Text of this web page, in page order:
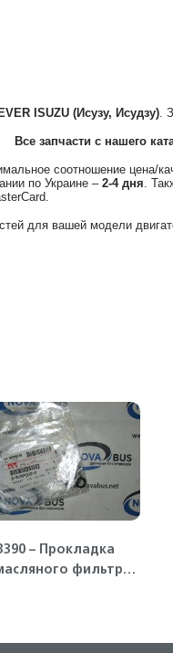
ISUZU (Исузу, Исудзу).
Все запчасти с нашего
соотношение цена/
по Украине –2-4 дня.
для вашей модели
– Прокладка
фильтра